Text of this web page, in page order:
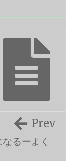
るーよく
Prev